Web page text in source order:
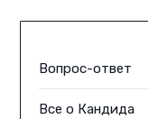
Вопрос-ответ
Все о Кандида